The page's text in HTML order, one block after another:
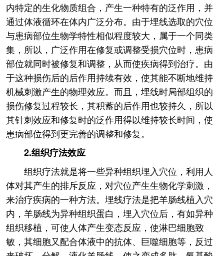
内特定的生化物质组合，产生一种特有的泛作用，并
通过体液循环在体内广泛分布。由于埋线选取的穴位
与患病部位生物学特性相似程度较大，属于一个同类
集，所以，广泛作用在修复或调整受损穴位时，患病
部位就同时被修复和调整，从而使疾病得到治疗。由
于这种损伤后的后作用持续有效，使其能不断地维持
机械刺激产生的物理效应。而且，埋线时局部组织的
损伤修复过程较长，其积蓄的后作用也较持久，所以
其针刺效应和修复时的泛作用得以维持较长时间，使
患病部位得到更完善的调整和修复。
2.组织疗法效应
组织疗法就是将一些异种组织埋入穴位，利用人
体对其产生的排斥反应，对穴位产生生物化学刺激，
来治疗疾病的一种方法。埋线疗法是把羊肠线植入穴
内，羊肠线为异种组织蛋白，埋入穴位后，有如异种
组织移植，可使人体产生变态反应，使淋巴细胞致
敏，其细胞又配合体液中的抗体、巨噬细胞等，反过